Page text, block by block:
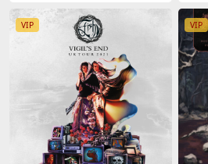
VIP VIP